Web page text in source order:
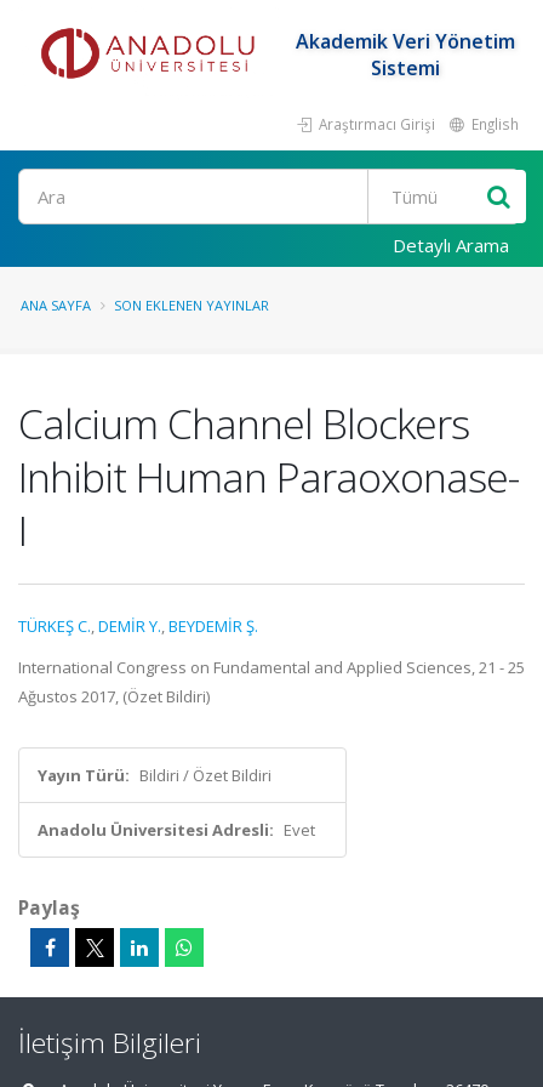
Akademik Veri Yönetim
Sistemi
Araştırmacı Girişi English
Ara
Detaylı Arama
ANA SAYFA SON EKLENEN YAYINLAR
Calcium Channel Blockers
Inhibit Human Paraoxonase-
I
TÜRKEŞ C.,DEMİR Y.,BEYDEMİR Ş.
International Congress on Fundamental and Applied Sciences, 21 - 25
Ağustos 2017, (Özet Bildiri)
Yayın Türü: Bildiri / Özet Bildiri
Anadolu Üniversitesi Adresli: Evet
Paylaş
İletişim Bilgileri